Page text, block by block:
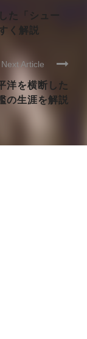
た「シュー
く解説
Next Article
洋を横断した
の生涯を解説